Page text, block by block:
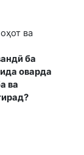
ва
ба
оварда
ва